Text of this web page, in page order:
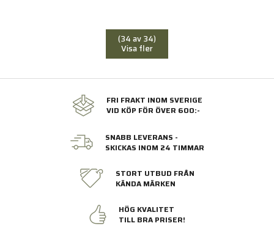
(34 av 34)
Visa fler
FRI FRAKT INOM SVERIGE
VID KÖP FÖR ÖVER 600:-
SNABB LEVERANS -
SKICKAS INOM 24 TIMMAR
STORT UTBUD FRÅN
KÄNDA MÄRKEN
HÖG KVALITET
TILL BRA PRISER!